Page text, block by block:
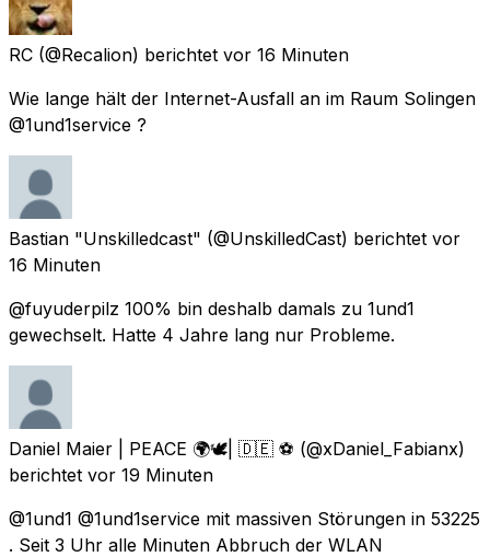
RC (@Recalion) berichtet vor 16 Minuten
Wie lange hält der Internet-Ausfall an im Raum Solingen
@1und1service ?
Bastian "Unskilledcast" (@UnskilledCast) berichtet vor
16 Minuten
@fuyuderpilz 100% bin deshalb damals zu 1und1
gewechselt. Hatte 4 Jahre lang nur Probleme.
Daniel Maier | PEACE 🌍🕊| 🇩🇪 ⚽️ (@xDaniel_Fabianx)
berichtet vor 19 Minuten
@1und1 @1und1service mit massiven Störungen in 53225
. Seit 3 Uhr alle Minuten Abbruch der WLAN